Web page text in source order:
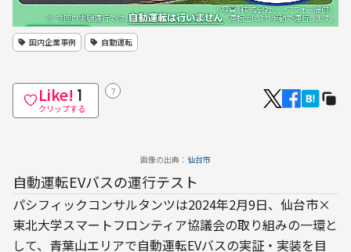
国内企業事例 自動運転
Like! 1
クリップする
？
画像の出典： 仙台市
自動運転EVバスの運行テスト
パシフィックコンサルタンツは2024年2月9日、仙台市×
東北大学スマートフロンティア協議会の取り組みの一環と
して、青葉山エリアで自動運転EVバスの実証・実装を目